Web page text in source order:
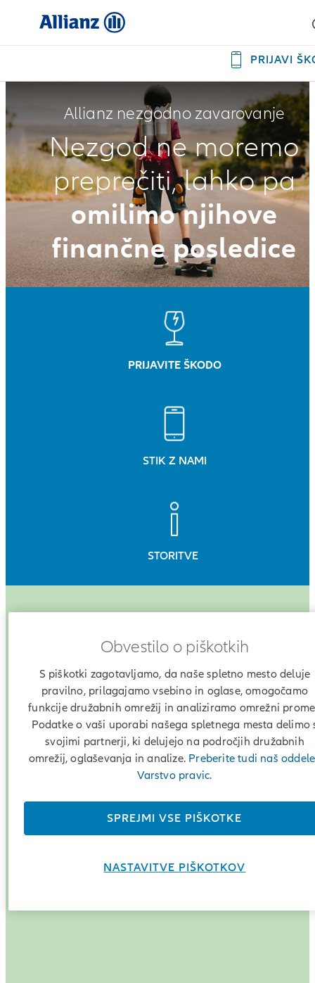
PRIJAVI
Allianz nezgodno zavarovanje
Nezgod ne moremo
preprečiti, lahko pa
omilimo njihove
finančne posledice
PRIJAVITE ŠKODO
STIK Z NAMI
STORITVE
zavarovanje
Z vami smo, ko vam je najtežje in ko ste nemočni
Obvestilo o piškotkih
S piškotki zagotavljamo, da naše spletno mesto deluje
pravilno, prilagajamo vsebino in oglase, omogočamo
funkcije družabnih omrežij in analiziramo omrežni
Podatke o vaši uporabi našega spletnega mesta delimo
svojimi partnerji, ki delujejo na področjih družabnih
omrežij, oglaševanja in analize. Preberite tudi naš
Varstvo pravic.
SPREJMI VSE PIŠKOTKE
NASTAVITVE PIŠKOTKOV